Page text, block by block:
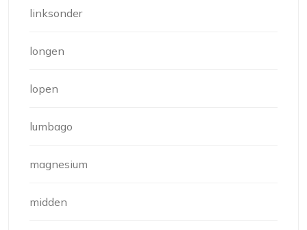
linksonder
longen
lopen
lumbago
magnesium
midden